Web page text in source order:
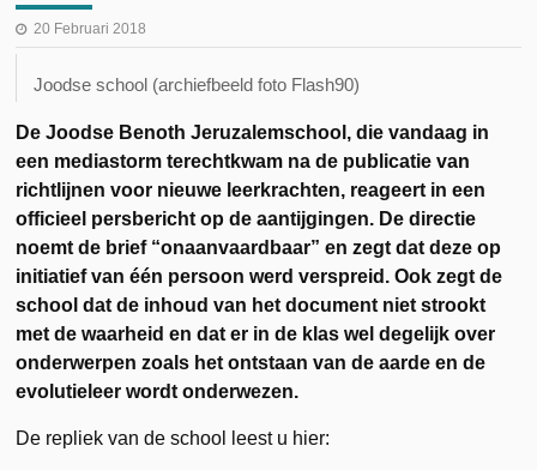
20 Februari 2018
Joodse school (archiefbeeld foto Flash90)
De Joodse Benoth Jeruzalemschool, die vandaag in
een mediastorm terechtkwam na de publicatie van
richtlijnen voor nieuwe leerkrachten, reageert in een
officieel persbericht op de aantijgingen. De directie
noemt de brief “onaanvaardbaar” en zegt dat deze op
initiatief van één persoon werd verspreid. Ook zegt de
school dat de inhoud van het document niet strookt
met de waarheid en dat er in de klas wel degelijk over
onderwerpen zoals het ontstaan van de aarde en de
evolutieleer wordt onderwezen.
De repliek van de school leest u hier: